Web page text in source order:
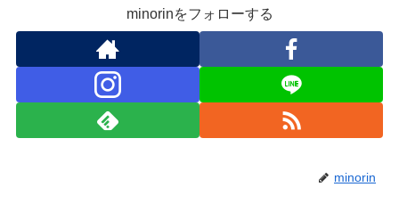
minorinをフォローする
minorin